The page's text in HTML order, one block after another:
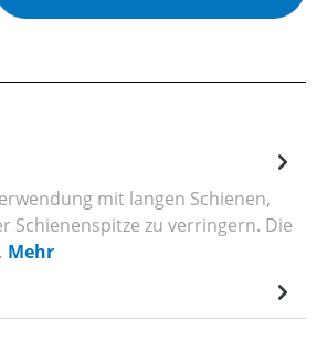
mit langen Schienen,
Schienenspitze zu verringern. Die
Mehr